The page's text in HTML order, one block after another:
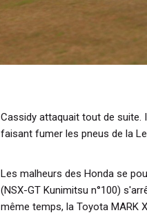
Cassidy attaquait tout de suite.
faisant fumer les pneus de la
Les malheurs des Honda se
(NSX-GT Kunimitsu n°100)
même temps, la Toyota MARK